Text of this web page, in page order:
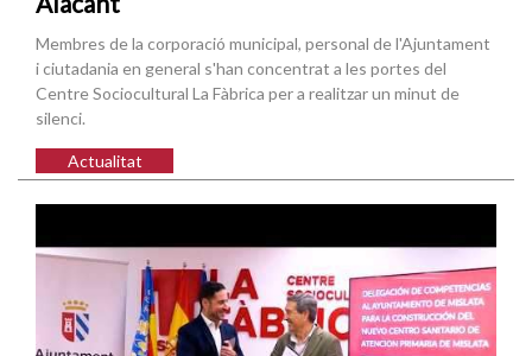
Membres de la corporació municipal, personal de l'Ajuntament
i ciutadania en general s'han concentrat a les portes del
Centre Sociocultural La Fàbrica per a realitzar un minut de
silenci.
Actualitat